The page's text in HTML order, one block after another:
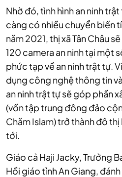
Nhờ đó, tình hình an ninh
càng có nhiều chuyển biến
năm 2021, thị xã Tân Châu
120 camera an ninh tại một
phức tạp về an ninh trật tự.
dụng công nghệ thông tin
an ninh trật tự sẽ góp phần
(vốn tập trung đông đảo
Chăm Islam) trở thành đô
tới.
Giáo cả Haji Jacky, Trưởng
Hồi giáo tỉnh An Giang,